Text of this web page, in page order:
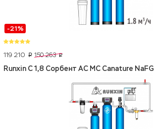
-21%
119 210 p 150 263 p
Runxin C 1,8 Сорбент АС МС Canature NaFG